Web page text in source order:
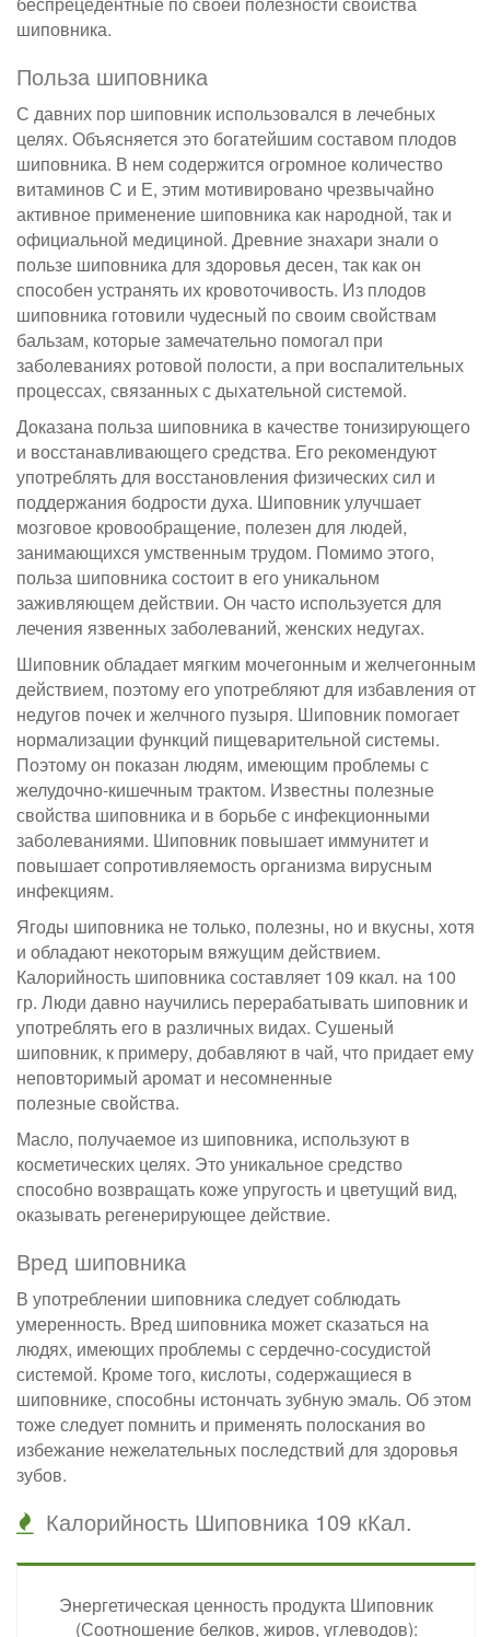
шиповника.
Польза шиповника
С давних пор шиповник использовался в лечебных
целях. Объясняется это богатейшим составом плодов
шиповника. В нем содержится огромное количество
витаминов С и Е, этим мотивировано чрезвычайно
активное применение шиповника как народной, так и
официальной медициной. Древние знахари знали о
пользе шиповника для здоровья десен, так как он
способен устранять их кровоточивость. Из плодов
шиповника готовили чудесный по своим свойствам
бальзам, которые замечательно помогал при
заболеваниях ротовой полости, а при воспалительных
процессах, связанных с дыхательной системой.
Доказана польза шиповника в качестве тонизирующего
и восстанавливающего средства. Его рекомендуют
употреблять для восстановления физических сил и
поддержания бодрости духа. Шиповник улучшает
мозговое кровообращение, полезен для людей,
занимающихся умственным трудом. Помимо этого,
польза шиповника состоит в его уникальном
заживляющем действии. Он часто используется для
лечения язвенных заболеваний, женских недугах.
Шиповник обладает мягким мочегонным и желчегонным
действием, поэтому его употребляют для избавления от
недугов почек и желчного пузыря. Шиповник помогает
нормализации функций пищеварительной системы.
Поэтому он показан людям, имеющим проблемы с
желудочно-кишечным трактом. Известны полезные
свойства шиповника и в борьбе с инфекционными
заболеваниями. Шиповник повышает иммунитет и
повышает сопротивляемость организма вирусным
инфекциям.
Ягоды шиповника не только, полезны, но и вкусны, хотя
и обладают некоторым вяжущим действием.
Калорийность шиповника составляет 109 ккал. на 100
гр. Люди давно научились перерабатывать шиповник и
употреблять его в различных видах. Сушеный
шиповник, к примеру, добавляют в чай, что придает ему
неповторимый аромат и несомненные
полезные свойства.
Масло, получаемое из шиповника, используют в
косметических целях. Это уникальное средство
способно возвращать коже упругость и цветущий вид,
оказывать регенерирующее действие.
Вред шиповника
В употреблении шиповника следует соблюдать
умеренность. Вред шиповника может сказаться на
людях, имеющих проблемы с сердечно-сосудистой
системой. Кроме того, кислоты, содержащиеся в
шиповнике, способны истончать зубную эмаль. Об этом
тоже следует помнить и применять полоскания во
избежание нежелательных последствий для здоровья
зубов.
Калорийность Шиповника 109 кКал.
Энергетическая ценность продукта Шиповник
(Соотношение белков, жиров, углеводов):